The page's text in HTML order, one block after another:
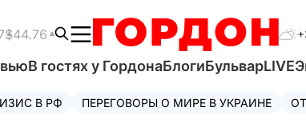
$44.76
В гостях у ГордонаБлогиБульварLIVE
В РФ ПЕРЕГОВОРЫ О МИРЕ В УКРАИНЕ